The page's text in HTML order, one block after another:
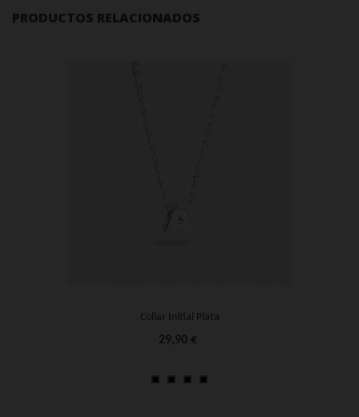
PRODUCTOS RELACIONADOS
Collar Initial Plata
29,90 €